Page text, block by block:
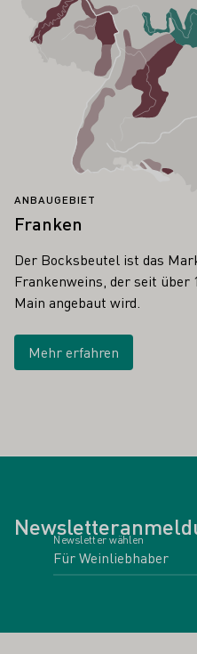
ANBAUGEBIET
Franken
Der Bocksbeutel ist das
Frankenweins, der seit über
Main angebaut wird.
Mehr erfahren
Newsletter wählen